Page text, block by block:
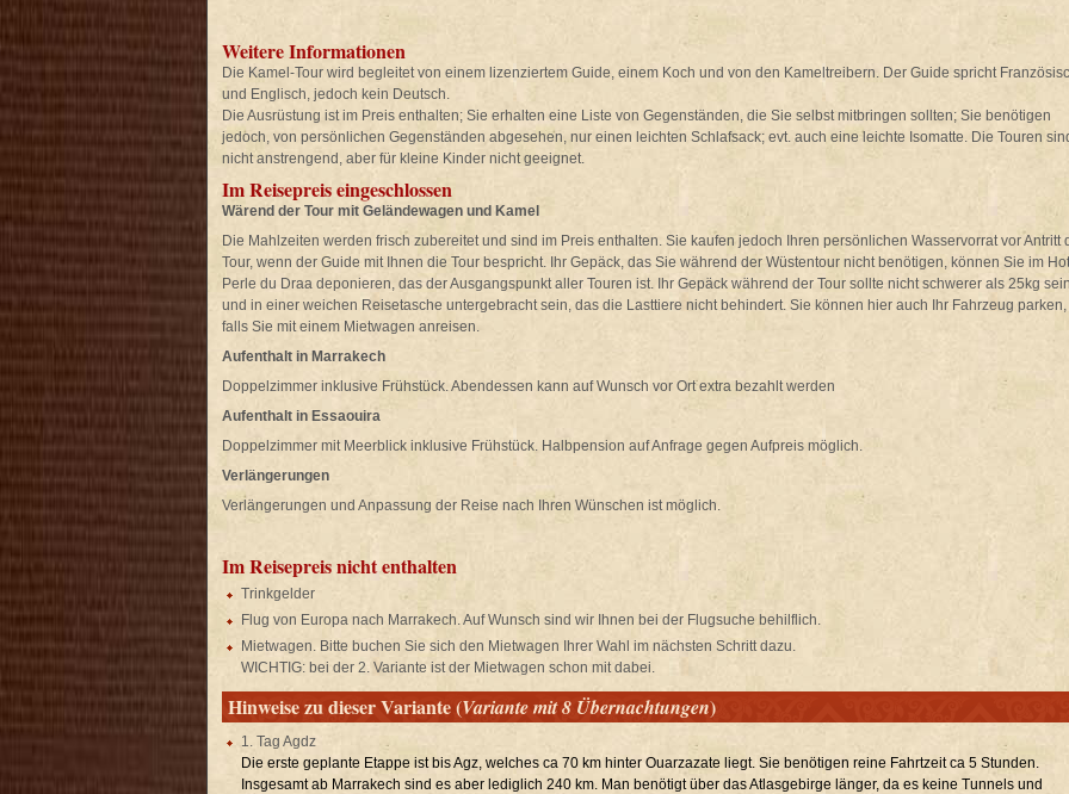
Weitere Informationen
Die Kamel-Tour wird begleitet von einem lizenziertem Guide, einem Koch und von den Kameltreibern. Der Guide spricht
und Englisch, jedoch kein Deutsch.
Die Ausrüstung ist im Preis enthalten; Sie erhalten eine Liste von Gegenständen, die Sie selbst mitbringen sollten; Sie benötigen
jedoch, von persönlichen Gegenständen abgesehen, nur einen leichten Schlafsack; evt. auch eine leichte Isomatte. Die Touren
nicht anstrengend, aber für kleine Kinder nicht geeignet.
Im Reisepreis eingeschlossen
Wärend der Tour mit Geländewagen und Kamel
Die Mahlzeiten werden frisch zubereitet und sind im Preis enthalten. Sie kaufen jedoch Ihren persönlichen Wasservorrat vor Antritt
Tour, wenn der Guide mit Ihnen die Tour bespricht. Ihr Gepäck, das Sie während der Wüstentour nicht benötigen, können Sie im
Perle du Draa deponieren, das der Ausgangspunkt aller Touren ist. Ihr Gepäck während der Tour sollte nicht schwerer als 25kg
und in einer weichen Reisetasche untergebracht sein, das die Lasttiere nicht behindert. Sie können hier auch Ihr Fahrzeug parken,
falls Sie mit einem Mietwagen anreisen.
Aufenthalt in Marrakech
Doppelzimmer inklusive Frühstück. Abendessen kann auf Wunsch vor Ort extra bezahlt werden
Aufenthalt in Essaouira
Doppelzimmer mit Meerblick inklusive Frühstück. Halbpension auf Anfrage gegen Aufpreis möglich.
Verlängerungen
Verlängerungen und Anpassung der Reise nach Ihren Wünschen ist möglich.
Im Reisepreis nicht enthalten
Trinkgelder
Flug von Europa nach Marrakech. Auf Wunsch sind wir Ihnen bei der Flugsuche behilflich.
Mietwagen. Bitte buchen Sie sich den Mietwagen Ihrer Wahl im nächsten Schritt dazu.
WICHTIG: bei der 2. Variante ist der Mietwagen schon mit dabei.
Hinweise zu dieser Variante (Variante mit 8 Übernachtungen)
1. Tag Agdz
Die erste geplante Etappe ist bis Agz, welches ca 70 km hinter Ouarzazate liegt. Sie benötigen reine Fahrtzeit ca 5 Stunden.
Insgesamt ab Marrakech sind es aber lediglich 240 km. Man benötigt über das Atlasgebirge länger, da es keine Tunnels und